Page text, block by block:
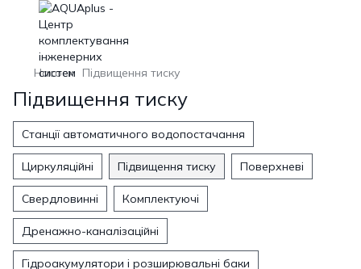
Насоси Підвищення тиску
Підвищення тиску
Станції автоматичного водопостачання
Циркуляційні Підвищення тиску Поверхневі
Свердловинні Комплектуючі
Дренажно-каналізаційні
Гідроакумулятори і розширювальні баки